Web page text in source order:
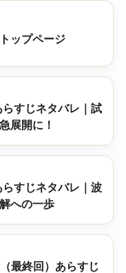
ップページ
すじネタバレ｜試
展開に！
すじネタバレ｜波
への一歩
最終回）あらすじ